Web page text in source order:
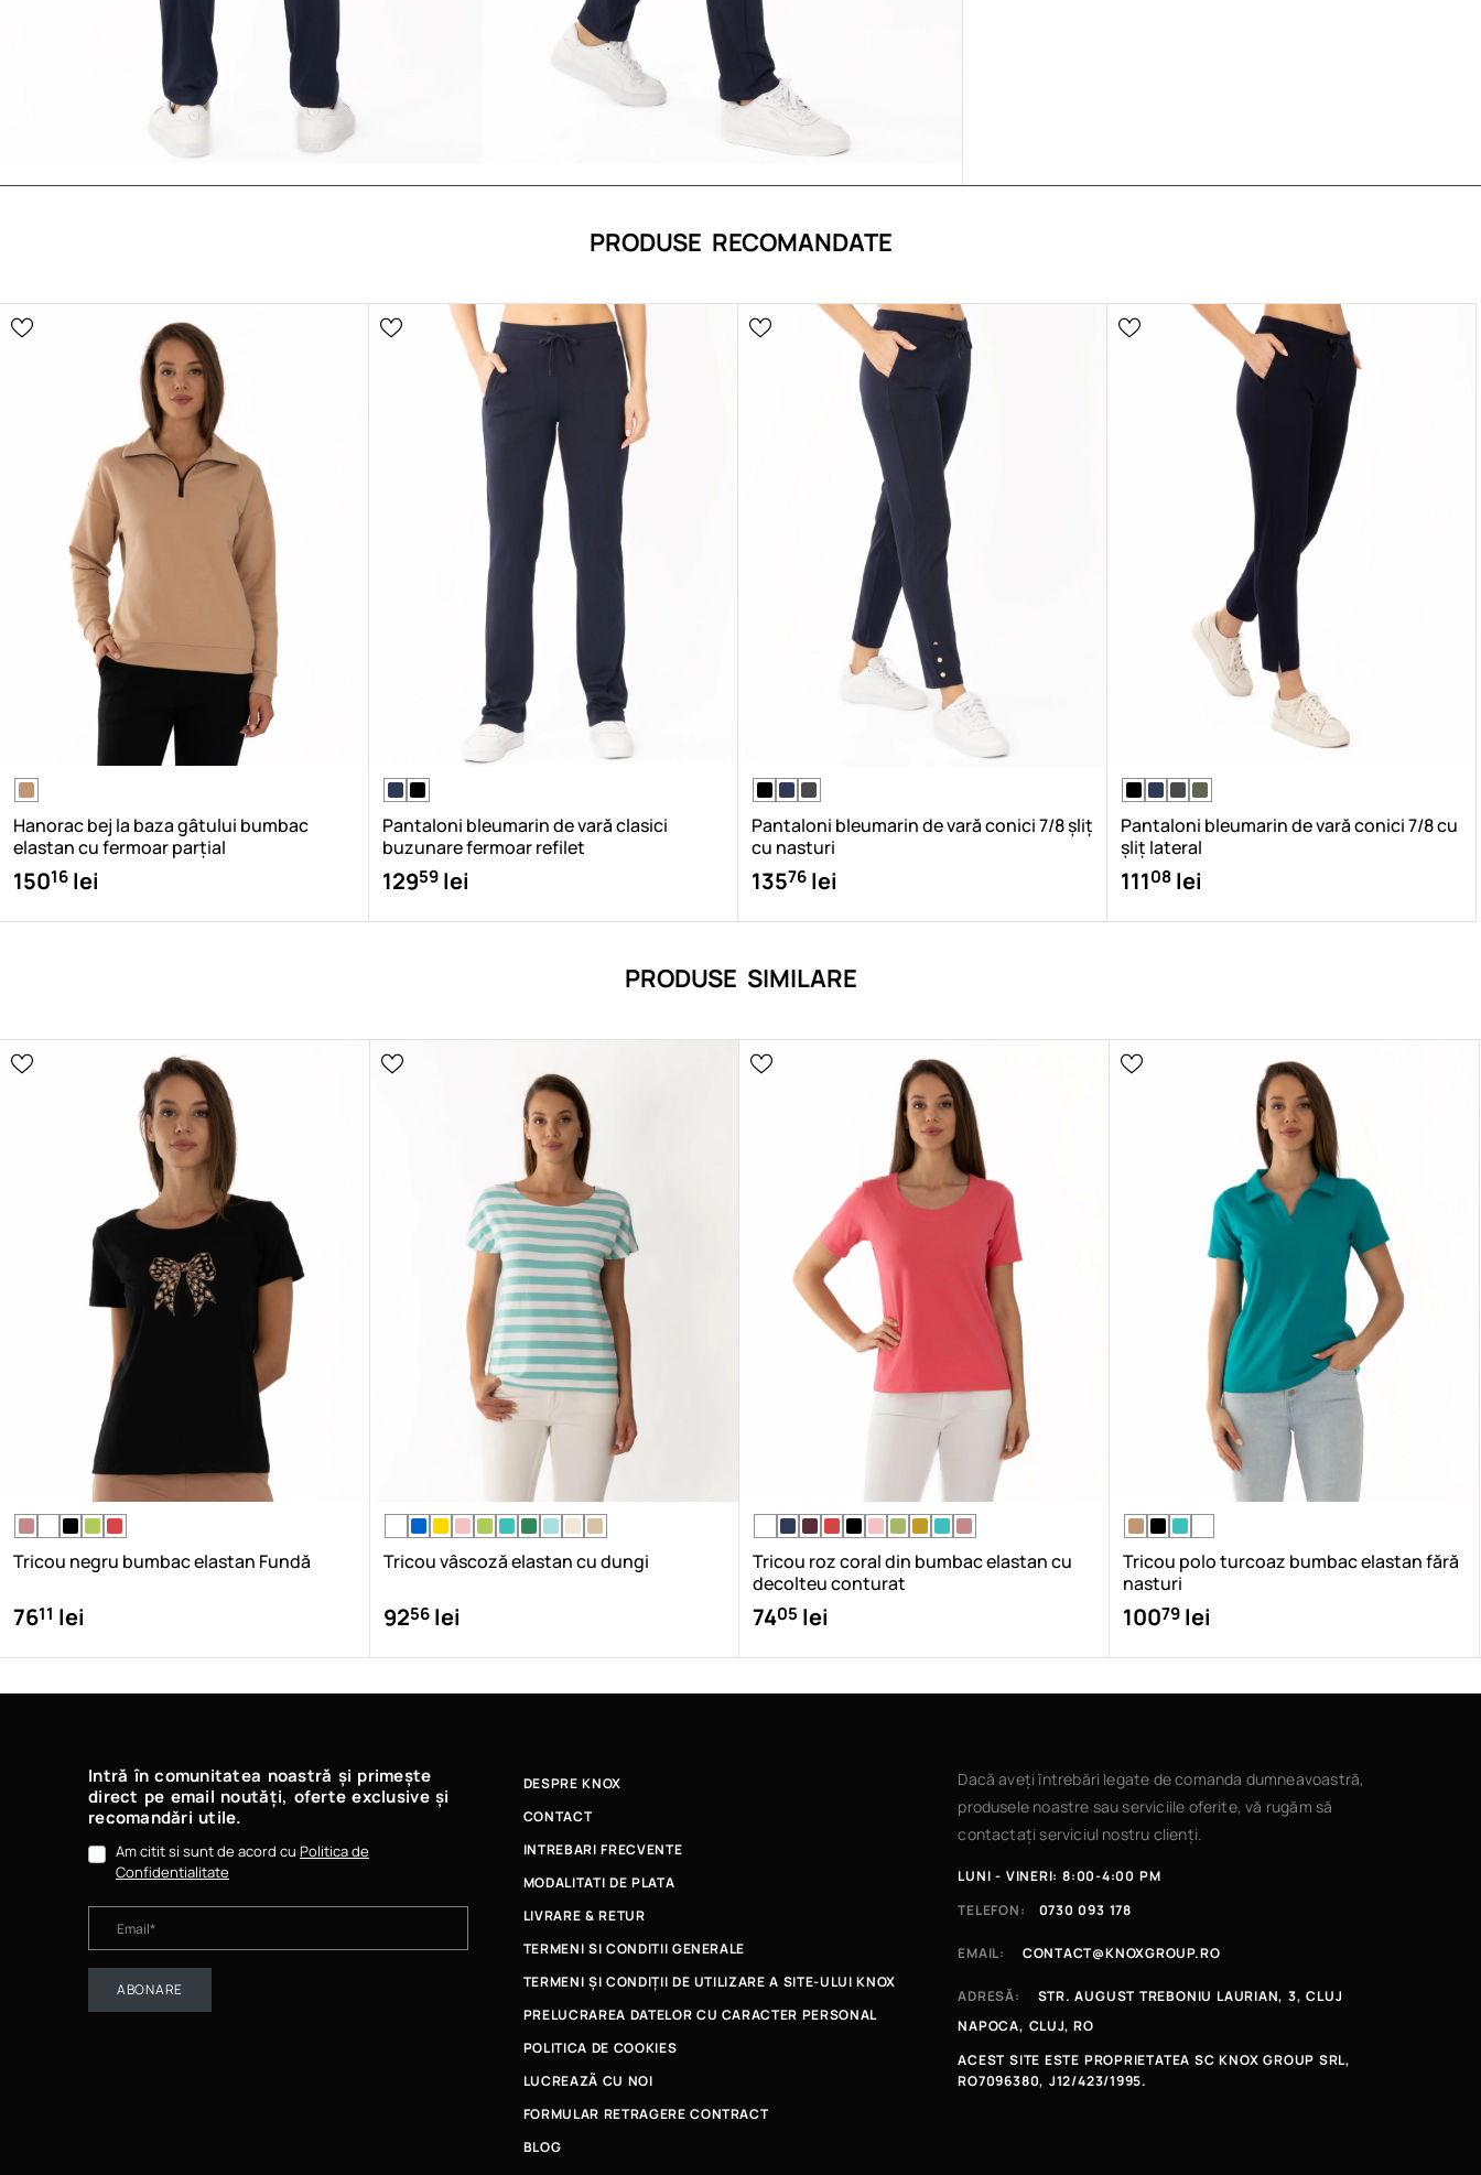
PRODUSE RECOMANDATE
Hanorac bej la baza gâtului bumbac
elastan cu fermoar parțial
15016 lei
Pantaloni bleumarin de vară clasici
buzunare fermoar refilet
12959 lei
Pantaloni bleumarin de vară conici 7/8 șliț
cu nasturi
13576 lei
Pantaloni bleumarin de vară conici 7/8 cu
șliț lateral
11108 lei
PRODUSE SIMILARE
Tricou negru bumbac elastan Fundă
7611 lei
Tricou vâscoză elastan cu dungi
9256lei
Tricou roz coral din bumbac elastan cu
decolteu conturat
7405 lei
Tricou polo turcoaz bumbac elastan fără
nasturi
10079 lei
Intră în comunitatea noastră și primește
direct pe email noutăți, oferte exclusive și
recomandări utile.
Am citit si sunt de acord cu Politica de
Confidentialitate
ABONARE
DESPRE KNOX
CONTACT
INTREBARI FRECVENTE
MODALITATI DE PLATA
LIVRARE & RETUR
TERMENI SI CONDITII GENERALE
TERMENI ȘI CONDIȚII DE UTILIZARE A SITE-ULUI KNOX
PRELUCRAREA DATELOR CU CARACTER PERSONAL
POLITICA DE COOKIES
LUCREAZÃ CU NOI
FORMULAR RETRAGERE CONTRACT
BLOG
Dacă aveți întrebări legate de comanda dumneavoastră,
produsele noastre sau serviciile oferite, vă rugăm să
contactați serviciul nostru clienți.
LUNI - VINERI: 8:00-4:00 PM
TELEFON:
0730 093 178
EMAIL: CONTACT@KNOXGROUP.RO
ADRESĂ:
STR. AUGUST TREBONIU LAURIAN, 3, CLUJ
NAPOCA, CLUJ, RO
ACEST SITE ESTE PROPRIETATEA SC KNOX GROUP SRL,
RO7096380, J12/423/1995.